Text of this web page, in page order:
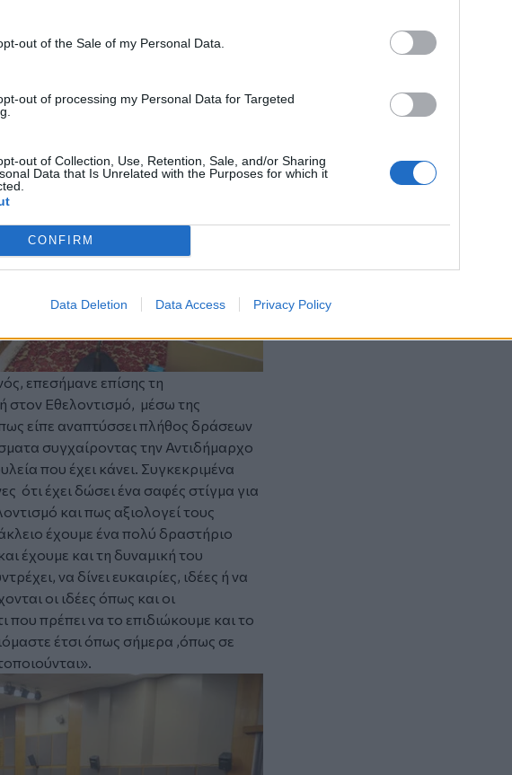
out of the Sale of my Personal Data.
out of processing my Personal Data for Targeted
out of Collection, Use, Retention, Sale, and/or Sharing
Data that Is Unrelated with the Purposes for which it
CONFIRM
Data Deletion Data Access Privacy Policy
χωρίς εσάς».
επεσήμανε επίσης τη
στον Εθελοντισμό, μέσω της
είπε αναπτύσσει πλήθος δράσεων
συγχαίροντας την Αντιδήμαρχο
που έχει κάνει. Συγκεκριμένα
ότι έχει δώσει ένα σαφές στίγμα για
και πως αξιολογεί τους
έχουμε ένα πολύ δραστήριο
έχουμε και τη δυναμική του
να δίνει ευκαιρίες, ιδέες ή να
οι ιδέες όπως και οι
που πρέπει να το επιδιώκουμε και το
έτσι όπως σήμερα ,όπως σε